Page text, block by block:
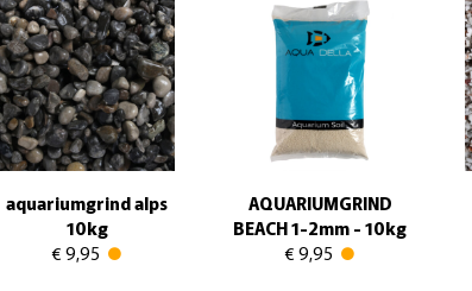
aquariumgrind alps
10kg
€ 9,95
AQUARIUMGRIND
BEACH 1-2mm - 10kg
€ 9,95